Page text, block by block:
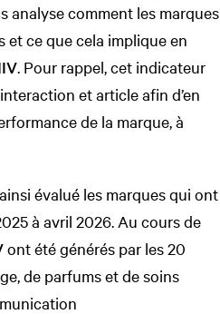
analyse comment les marques
et ce que cela implique en
. Pour rappel, cet indicateur
et article afin d’en
de la marque, à
évalué les marques qui ont
à avril 2026. Au cours de
ont été générés par les 20
de parfums et de soins